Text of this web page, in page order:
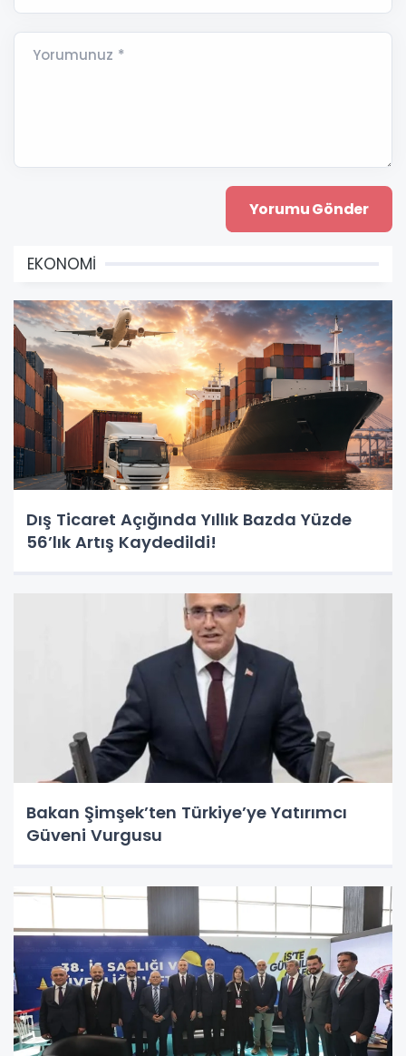
Yorumunuz *
EKONOMİ
Dış Ticaret Açığında Yıllık Bazda Yüzde
56’lık Artış Kaydedildi!
Bakan Şimşek’ten Türkiye’ye Yatırımcı
Güveni Vurgusu